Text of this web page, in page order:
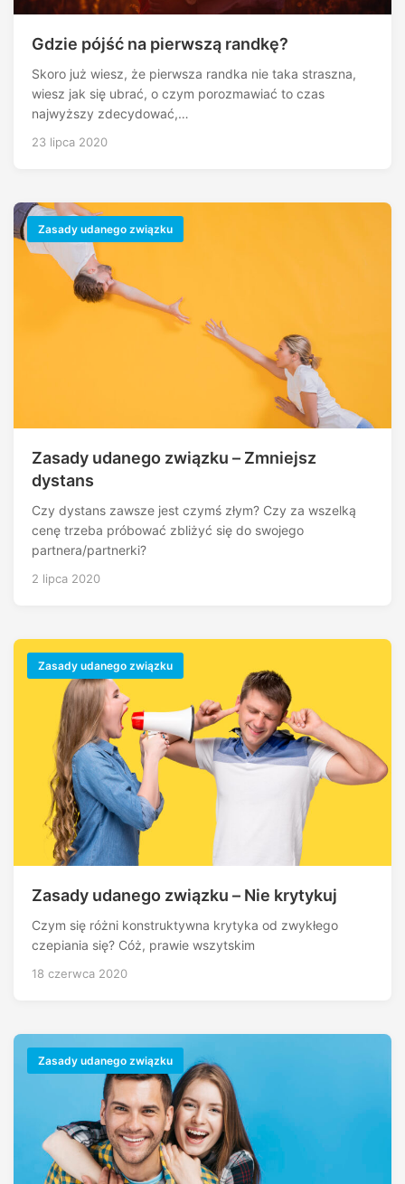
Gdzie pójść na pierwszą randkę?
Skoro już wiesz, że pierwsza randka nie taka straszna,
wiesz jak się ubrać, o czym porozmawiać to czas
najwyższy zdecydować,…
23 lipca 2020
Zasady udanego związku
Zasady udanego związku – Zmniejsz
dystans
Czy dystans zawsze jest czymś złym? Czy za wszelką
cenę trzeba próbować zbliżyć się do swojego
partnera/partnerki?
2 lipca 2020
Zasady udanego związku
Zasady udanego związku – Nie krytykuj
Czym się różni konstruktywna krytyka od zwykłego
czepiania się? Cóż, prawie wszytskim
18 czerwca 2020
Zasady udanego związku